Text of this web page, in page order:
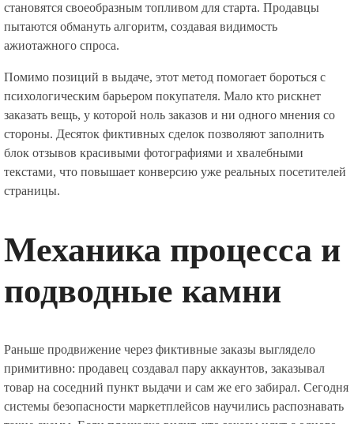
становятся своеобразным топливом для старта. Продавцы
пытаются обмануть алгоритм, создавая видимость
ажиотажного спроса.
Помимо позиций в выдаче, этот метод помогает бороться с
психологическим барьером покупателя. Мало кто рискнет
заказать вещь, у которой ноль заказов и ни одного мнения со
стороны. Десяток фиктивных сделок позволяют заполнить
блок отзывов красивыми фотографиями и хвалебными
текстами, что повышает конверсию уже реальных посетителей
страницы.
Механика процесса и
подводные камни
Раньше продвижение через фиктивные заказы выглядело
примитивно: продавец создавал пару аккаунтов, заказывал
товар на соседний пункт выдачи и сам же его забирал. Сегодня
системы безопасности маркетплейсов научились распознавать